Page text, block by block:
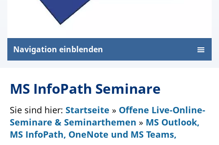
Navigation einblenden
MS InfoPath Seminare
Sie sind hier: Startseite » Offene Live-Online-
Seminare & Seminarthemen » MS Outlook,
MS InfoPath, OneNote und MS Teams,